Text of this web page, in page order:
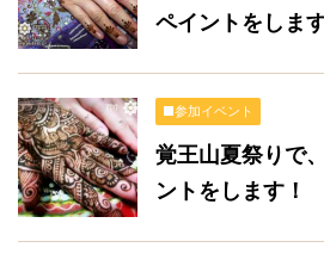
ペイントをしま
■参加イベント
覚王山夏祭りで
ントをします！